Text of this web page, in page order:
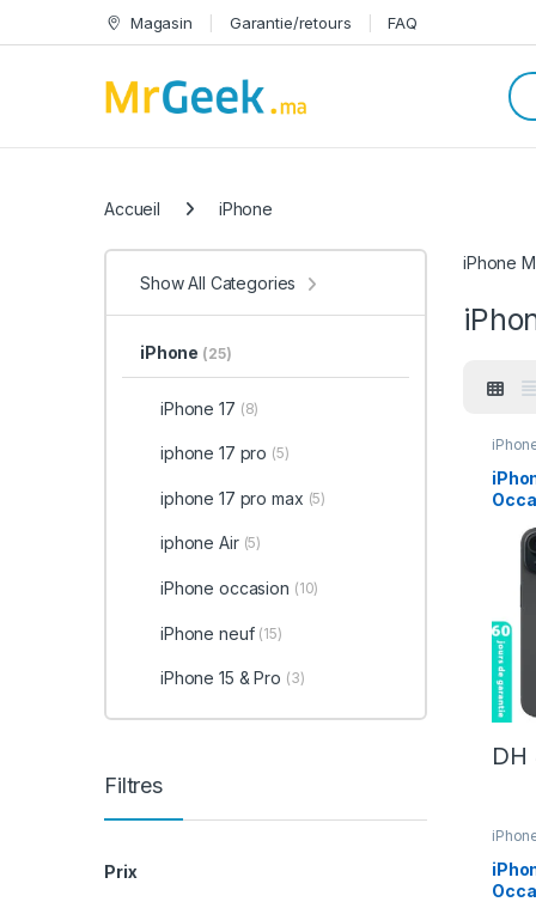
Skip to navigation
Skip to content Magasin Garantie/retours FAQ
Accueil iPhone
iPhone
DH
Show All Categories
iPhone (25)
iPhone 17 (8)
iphone 17 pro (5)
iphone 17 pro max (5)
iphone Air (5)
iPhone occasion (10)
iPhone neuf (15)
iPhone 15 & Pro (3)
Filtres
Prix